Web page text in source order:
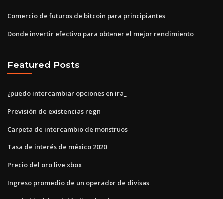
Comercio de futuros de bitcoin para principiantes
Donde invertir efectivo para obtener el mejor rendimiento
Featured Posts
¿puedo intercambiar opciones en ira_
Previsión de existencias regn
Carpeta de intercambio de monstruos
Tasa de interés de méxico 2020
Precio del oro live xbox
Ingreso promedio de un operador de divisas